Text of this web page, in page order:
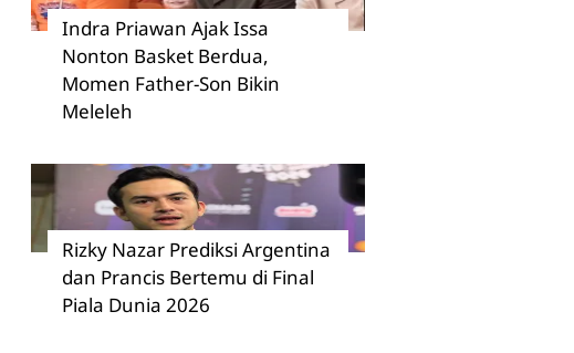
Indra Priawan Ajak Issa
Nonton Basket Berdua,
Momen Father-Son Bikin
Meleleh
Rizky Nazar Prediksi Argentina
dan Prancis Bertemu di Final
Piala Dunia 2026